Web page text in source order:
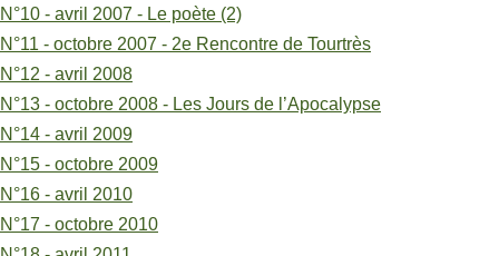
Moncelon)
N°10 - avril 2007 - Le poète (2)
N°11 - octobre 2007 - 2e Rencontre de Tourtrès
N°12 - avril 2008
N°13 - octobre 2008 - Les Jours de l’Apocalypse
N°14 - avril 2009
N°15 - octobre 2009
N°16 - avril 2010
N°17 - octobre 2010